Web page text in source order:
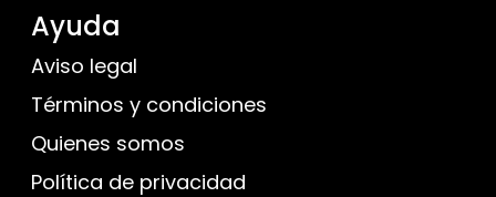
Ayuda
Aviso legal
Términos y condiciones
Quienes somos
Política de privacidad